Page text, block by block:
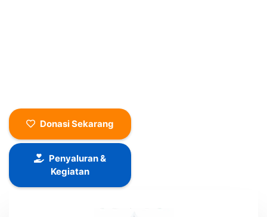
Donasi Sekarang
Penyaluran &
Kegiatan